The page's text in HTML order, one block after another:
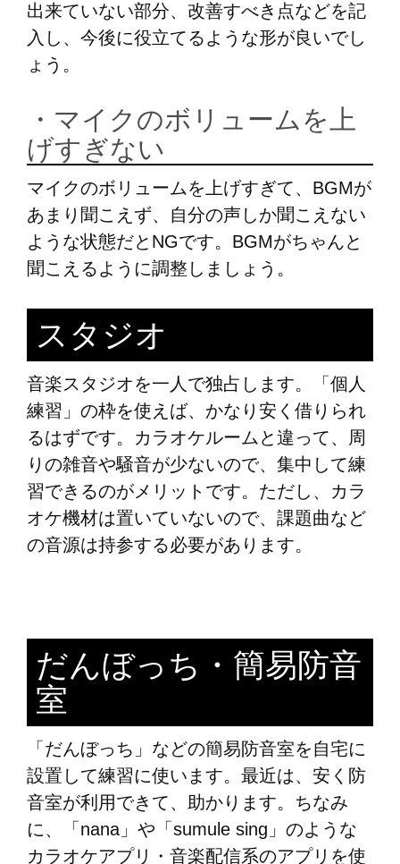
出来ていない部分、改善すべき点などを記
入し、今後に役立てるような形が良いでし
ょう。
・マイクのボリュームを上
げすぎない
マイクのボリュームを上げすぎて、BGMが
あまり聞こえず、自分の声しか聞こえない
ような状態だとNGです。BGMがちゃんと
聞こえるように調整しましょう。
スタジオ
音楽スタジオを一人で独占します。「個人
練習」の枠を使えば、かなり安く借りられ
るはずです。カラオケルームと違って、周
りの雑音や騒音が少ないので、集中して練
習できるのがメリットです。ただし、カラ
オケ機材は置いていないので、課題曲など
の音源は持参する必要があります。
だんぼっち・簡易防音
室
「だんぼっち」などの簡易防音室を自宅に
設置して練習に使います。最近は、安く防
音室が利用できて、助かります。ちなみ
に、「nana」や「sumule sing」のような
カラオケアプリ・音楽配信系のアプリを使